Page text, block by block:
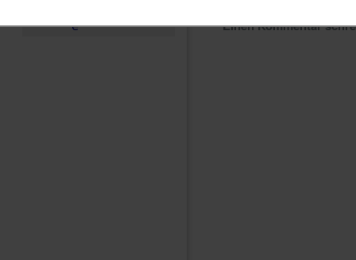
e Einen Kommentar